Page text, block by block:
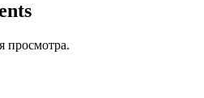
просмотра.